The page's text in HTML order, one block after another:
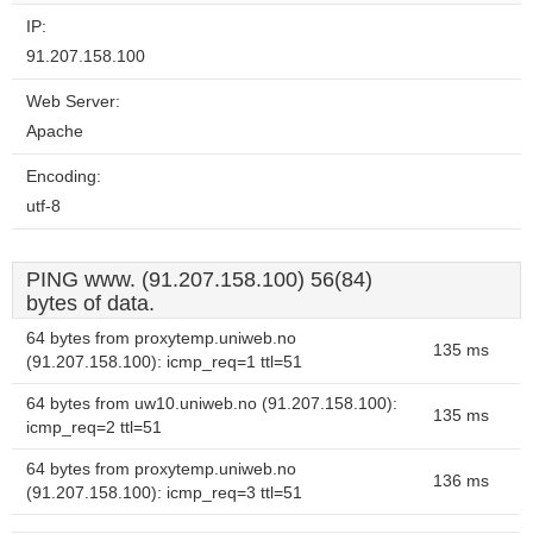
IP:
91.207.158.100
Web Server:
Apache
Encoding:
utf-8
PING www. (91.207.158.100) 56(84)
bytes of data.
64 bytes from proxytemp.uniweb.no
(91.207.158.100): icmp_req=1 ttl=51
135 ms
64 bytes from uw10.uniweb.no (91.207.158.100):
icmp_req=2 ttl=51
135 ms
64 bytes from proxytemp.uniweb.no
(91.207.158.100): icmp_req=3 ttl=51
136 ms